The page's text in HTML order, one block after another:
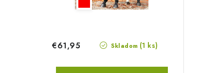
Skladom (1 ks)
€61,95